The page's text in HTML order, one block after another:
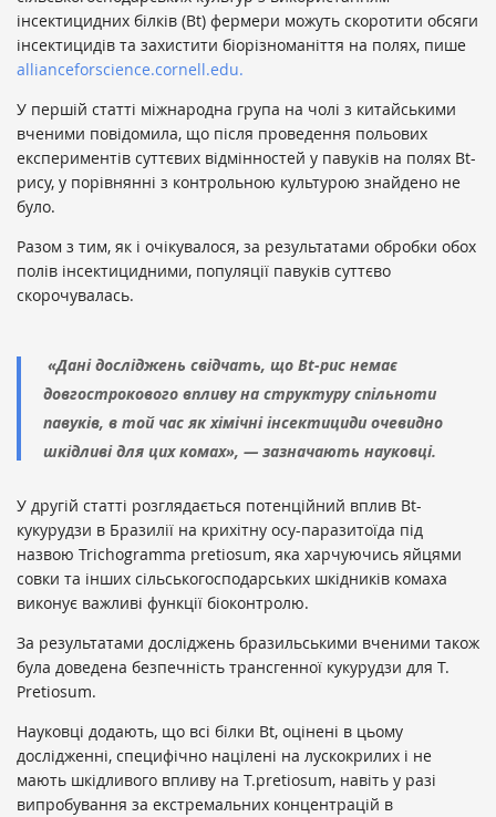
інсектицидних білків (Bt) фермери можуть скоротити обсяги
інсектицидів та захистити біорізноманіття на полях, пише
allianceforscience.cornell.edu.
У першій статті міжнародна група на чолі з китайськими
вченими повідомила, що після проведення польових
експериментів суттєвих відмінностей у павуків на полях Bt-
рису, у порівнянні з контрольною культурою знайдено не
було.
Разом з тим, як і очікувалося, за результатами обробки обох
полів інсектицидними, популяції павуків суттєво
скорочувалась.
«Дані досліджень свідчать, що Bt-рис немає
довгострокового впливу на структуру спільноти
павуків, в той час як хімічні інсектициди очевидно
шкідливі для цих комах», — зазначають науковці.
У другій статті розглядається потенційний вплив Bt-
кукурудзи в Бразилії на крихітну осу-паразитоїда під
назвою Trichogramma pretiosum, яка харчуючись яйцями
совки та інших сільськогосподарських шкідників комаха
виконує важливі функції біоконтролю.
За результатами досліджень бразильськими вченими також
була доведена безпечність трансгенної кукурудзи для T.
Pretiosum.
Науковці додають, що всі білки Bt, оцінені в цьому
дослідженні, специфічно націлені на лускокрилих і не
мають шкідливого впливу на T.pretiosum, навіть у разі
випробування за екстремальних концентрацій в